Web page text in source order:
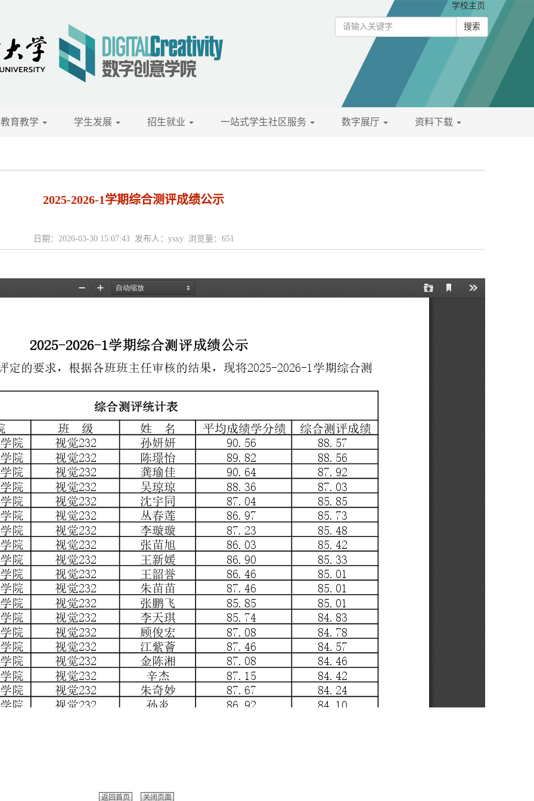
学校主页
搜索
教育教学 学生发展 招生就业 一站式学生社区服务 数字展厅 资料下载
2025-2026-1学期综合测评成绩公示
日期：2026-03-30 15:07:43 发布人：ysxy 浏览量： 651
返回首页 关闭页面